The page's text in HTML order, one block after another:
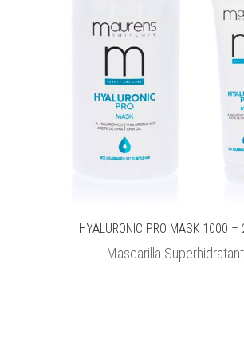
HYALURONIC PRO MASK 1000 –
Mascarilla